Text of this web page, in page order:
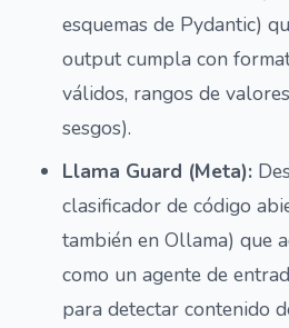
esquemas de Pydantic)
output cumpla con
válidos, rangos de
sesgos).
Llama Guard (Meta):
clasificador de código
también en Ollama) que
como un agente de
para detectar contenido